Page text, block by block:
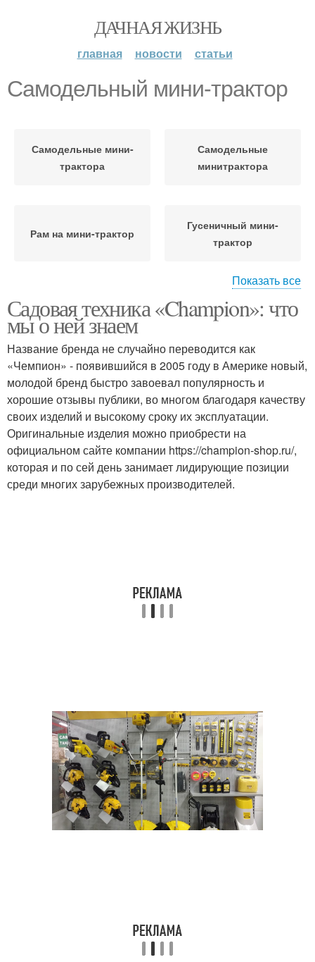
ДАЧНАЯ ЖИЗНЬ
главная новости статьи
Самодельный мини-трактор
Самодельные мини-
трактора
Самодельные
минитрактора
Рам на мини-трактор
Гусеничный мини-
трактор
минитрактор
Показать все
Садовая техника «Champion»: что
мы о ней знаем
Название бренда не случайно переводится как
«Чемпион» - появившийся в 2005 году в Америке новый,
молодой бренд быстро завоевал популярность и
хорошие отзывы публики, во многом благодаря качеству
своих изделий и высокому сроку их эксплуатации.
Оригинальные изделия можно приобрести на
официальном сайте компании https://champion-shop.ru/,
которая и по сей день занимает лидирующие позиции
среди многих зарубежных производителей.